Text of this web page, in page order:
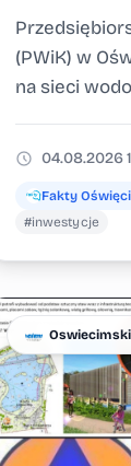
(PWiK) w
na sieci
04.08.2026
Fakty
#inwestycje